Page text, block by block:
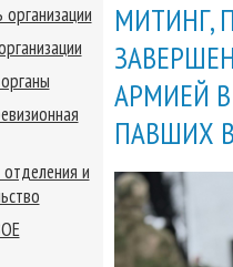
МИТИНГ,
АРМИЕЙ
ПАВШИХ
и